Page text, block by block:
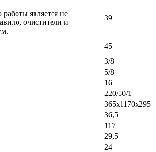
является не
очистители и
39
45
3/8
5/8
16
220/50/1
365x1170x295
36,5
117
29,5
24